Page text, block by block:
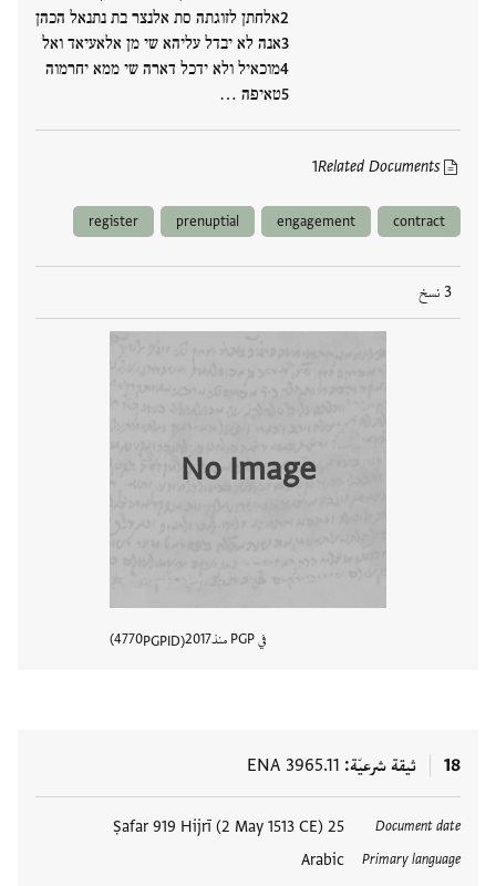
אלחתן לזוגתה סת אלנצר בת נתנאל הכהן
אנה לא יבדל עליהא שי מן אלאעיאד ואל
מוכאיל ולא ידכל דארה שי ממא יחרמוה
טאיפה …
Related Documents
1
contract
engagement
prenuptial
register
3 نسخ
No Image
في PGP منذ 2017
PGPID
4770
18 ثيقة شرعيّة ENA 3965.11
Document date
25 Ṣafar 919 Hijrī (2 May 1513 CE)
Primary language
Arabic
العلامات